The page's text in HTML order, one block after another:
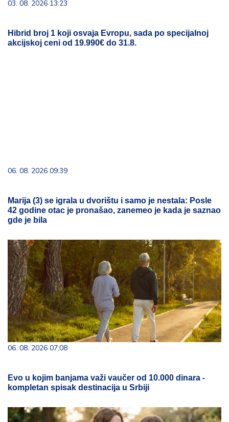
03. 08. 2026 13:23
Hibrid broj 1 koji osvaja Evropu, sada po specijalnoj
akcijskoj ceni od 19.990€ do 31.8.
06. 08. 2026 09:39
Marija (3) se igrala u dvorištu i samo je nestala: Posle
42 godine otac je pronašao, zanemeo je kada je saznao
gde je bila
06. 08. 2026 07:08
Evo u kojim banjama važi vaučer od 10.000 dinara -
kompletan spisak destinacija u Srbiji